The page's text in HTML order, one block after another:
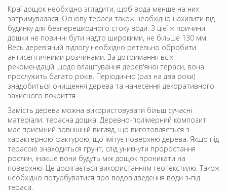
Краї дощок необхідно згладити, щоб вода менше на них
затримувалася. Основу тераси також необхідно нахилити від
будинку для безперешкодного стоку води. З цієї ж причини
дошки не повинні бути надто широкими, не більше 130 мм.
Весь дерев'яний підлогу необхідно ретельно обробити
антисептичними розчинами. За дотримання всіх
рекомендацій щодо влаштування дерев'яної тераси, вона
прослужить багато років. Періодично (раз на два роки)
знадобиться очищення дерева та нанесення декоративного
захисного покриття.
Замість дерева можна використовувати більш сучасні
матеріали: терасна дошка. Деревно-полімерний композит
має приємний зовнішній вигляд, що виготовляється з
характерною фактурою, що імітує поверхню дерева. Якщо під
терасою знаходиться грунт, слід уникнути проростання
рослин, інакше вони будуть між дощок проникати на
поверхню. Це досягається використанням геотекстилю. Також
необхідно потурбуватися про водовідведення води з-під
тераси.